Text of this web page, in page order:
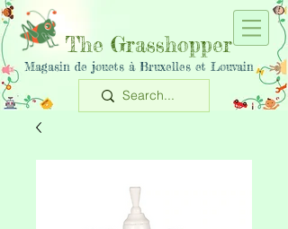
The Grasshopper
Magasin de jouets à Bruxelles et Louvain